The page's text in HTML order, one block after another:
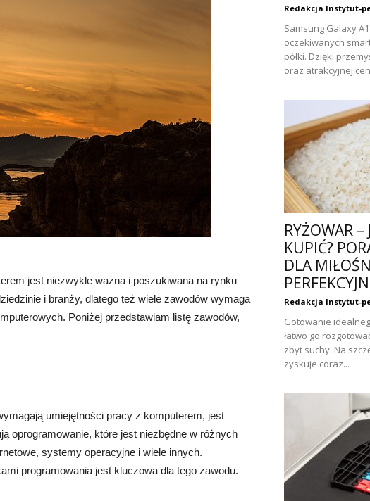
jest niezwykle ważna i poszukiwana na rynku
i branży, dlatego też wiele zawodów wymaga
Poniżej przedstawiam listę zawodów,
umiejętności pracy z komputerem, jest
oprogramowanie, które jest niezbędne w różnych
systemy operacyjne i wiele innych.
programowania jest kluczowa dla tego zawodu.
Redakcja Instytut-
Samsung Galaxy
oczekiwanych
półki. Dzięki
oraz atrakcyjnej
RYŻOWAR
KUPIĆ?
DLA
Redakcja Instytut-
Gotowanie
łatwo go
zbyt suchy. Na
zyskuje coraz...